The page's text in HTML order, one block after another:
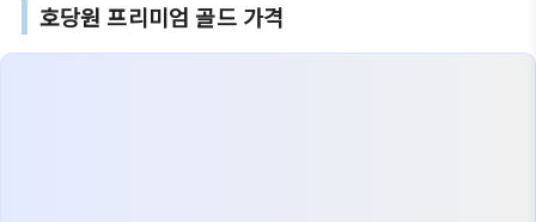
호당원 프리미엄 골드 가격